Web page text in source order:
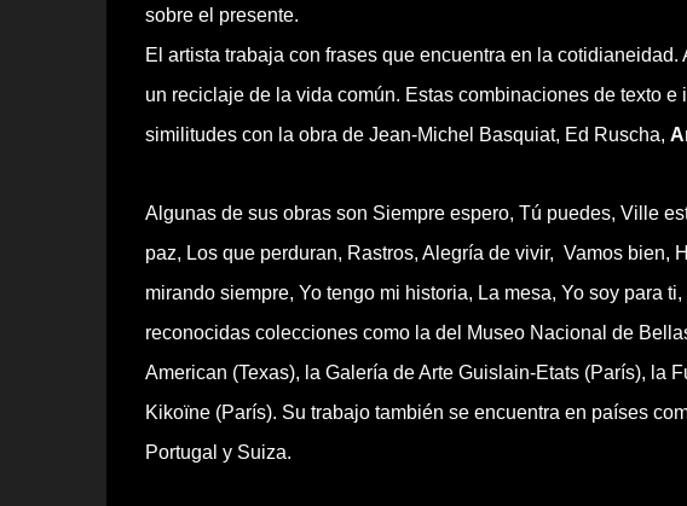
sobre el presente.
El artista trabaja con frases que encuentra en la
un reciclaje de la vida común. Estas combinaciones de texto
similitudes con la obra de Jean-Michel Basquiat, Ed Ruscha,
Algunas de sus obras son Siempre espero, Tú puedes, Ville
paz, Los que perduran, Rastros, Alegría de vivir, Vamos bien,
mirando siempre, Yo tengo mi historia, La mesa, Yo soy para
reconocidas colecciones como la del Museo Nacional de
American (Texas), la Galería de Arte Guislain-Etats (París), la
Kikoïne (París). Su trabajo también se encuentra en países
Portugal y Suiza.